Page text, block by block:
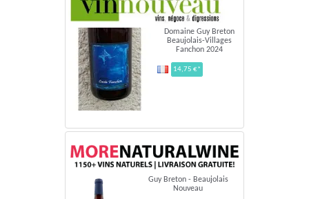
Domaine Guy Breton
Beaujolais-Villages
Fanchon 2024
14,75 €*
Guy Breton - Beaujolais
Nouveau